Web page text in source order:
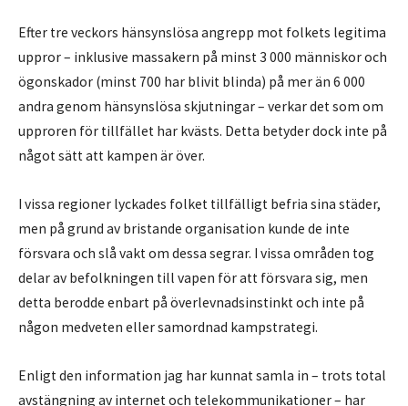
Efter tre veckors hänsynslösa angrepp mot folkets legitima
uppror – inklusive massakern på minst 3 000 människor och
ögonskador (minst 700 har blivit blinda) på mer än 6 000
andra genom hänsynslösa skjutningar – verkar det som om
upproren för tillfället har kvästs. Detta betyder dock inte på
något sätt att kampen är över.
I vissa regioner lyckades folket tillfälligt befria sina städer,
men på grund av bristande organisation kunde de inte
försvara och slå vakt om dessa segrar. I vissa områden tog
delar av befolkningen till vapen för att försvara sig, men
detta berodde enbart på överlevnadsinstinkt och inte på
någon medveten eller samordnad kampstrategi.
Enligt den information jag har kunnat samla in – trots total
avstängning av internet och telekommunikationer – har